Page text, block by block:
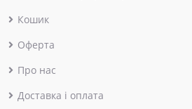
Кошик
Оферта
Про нас
Доставка і оплата